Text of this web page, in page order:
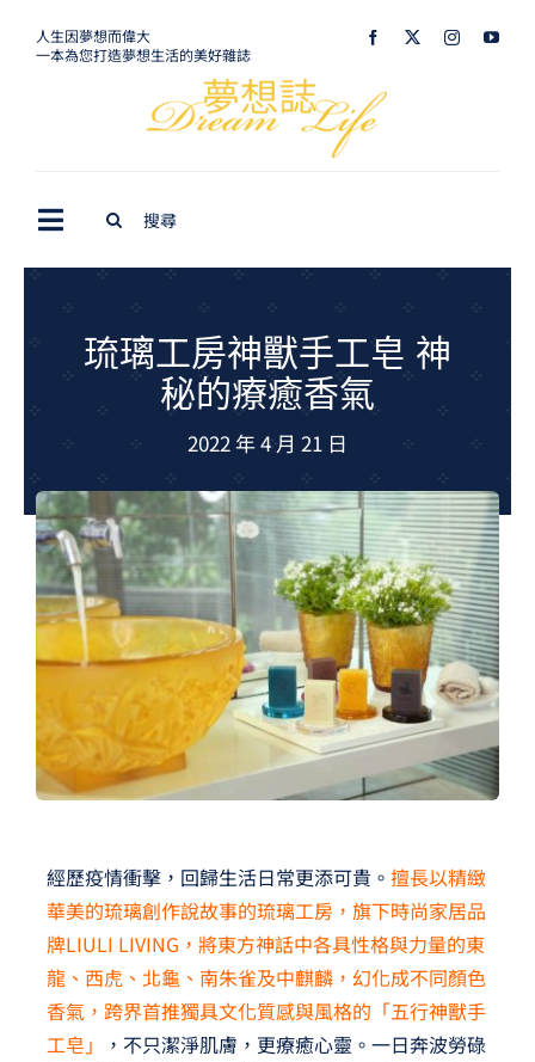
人生因夢想而偉大
一本為您打造夢想生活的美好雜誌
Toggle
Navigation
生活美學
夢想旅遊
夢想TV
GCU大賽
夢想購物
琉璃工房神獸手工皂 神
秘的療癒香氣
2022 年 4 月 21 日
經歷疫情衝擊，回歸生活日常更添可貴。 擅長以精緻
華美的琉璃創作說故事的琉璃工房，旗下時尚家居品
牌LIULI LIVING，將東方神話中各具性格與力量的東
龍、西虎、北龜、南朱雀及中麒麟，幻化成不同顏色
香氣，跨界首推獨具文化質感與風格的「五行神獸手
工皂」
，不只潔淨肌膚，更療癒心靈。一日奔波勞碌